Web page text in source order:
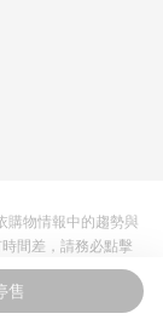
售
購物情報中的趨勢與
間差，請務必點擊
以合作廠商網頁為